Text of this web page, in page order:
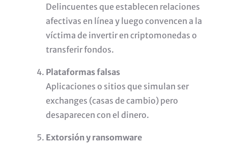
Delincuentes que establecen relaciones
afectivas en línea y luego convencen a la
víctima de invertir en criptomonedas o
transferir fondos.
Plataformas falsas
Aplicaciones o sitios que simulan ser
exchanges (casas de cambio) pero
desaparecen con el dinero.
Extorsión y ransomware